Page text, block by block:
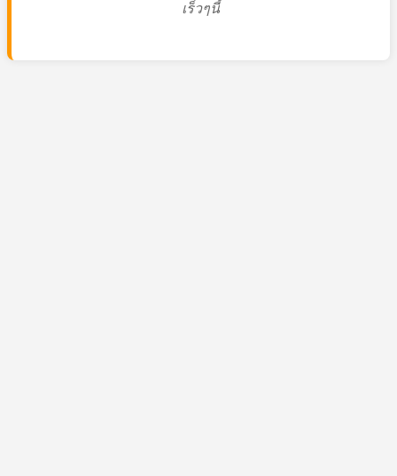
เร็วๆนี้